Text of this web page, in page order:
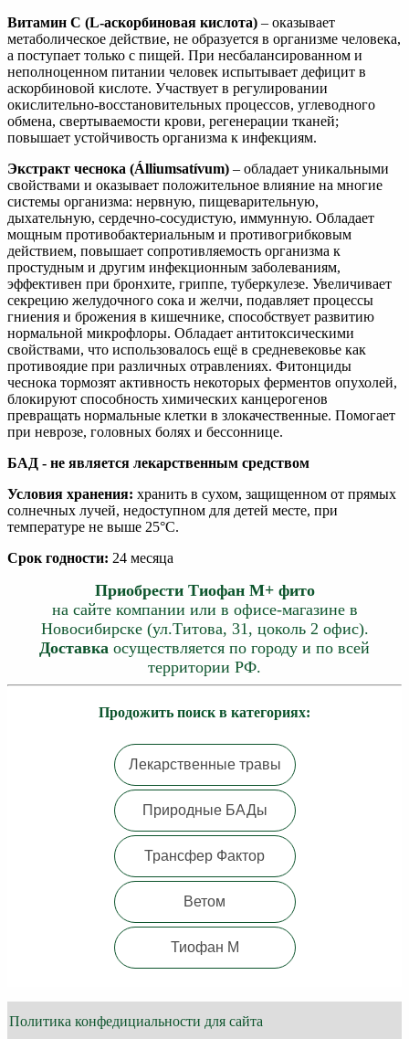
Витамин С (L-аскорбиновая кислота) – оказывает
метаболическое действие, не образуется в организме человека,
а поступает только с пищей. При несбалансированном и
неполноценном питании человек испытывает дефицит в
аскорбиновой кислоте. Участвует в регулировании
окислительно-восстановительных процессов, углеводного
обмена, свертываемости крови, регенерации тканей;
повышает устойчивость организма к инфекциям.
Экстракт чеснока (Álliumsatívum) – обладает уникальными
свойствами и оказывает положительное влияние на многие
системы организма: нервную, пищеварительную,
дыхательную, сердечно-сосудистую, иммунную. Обладает
мощным противобактериальным и противогрибковым
действием, повышает сопротивляемость организма к
простудным и другим инфекционным заболеваниям,
эффективен при бронхите, гриппе, туберкулезе. Увеличивает
секрецию желудочного сока и желчи, подавляет процессы
гниения и брожения в кишечнике, способствует развитию
нормальной микрофлоры. Обладает антитоксическими
свойствами, что использовалось ещё в средневековье как
противоядие при различных отравлениях. Фитонциды
чеснока тормозят активность некоторых ферментов опухолей,
блокируют способность химических канцерогенов
превращать нормальные клетки в злокачественные. Помогает
при неврозе, головных болях и бессоннице.
БАД - не является лекарственным средством
Условия хранения: хранить в сухом, защищенном от прямых
солнечных лучей, недоступном для детей месте, при
температуре не выше 25°С.
Срок годности: 24 месяца
Приобрести Тиофан М+ фито
на сайте компании или в офисе-магазине в
Новосибирске (ул.Титова, 31, цоколь 2 офис).
Доставка осуществляется по городу и по всей
территории РФ.
Продожить поиск в категориях:
Лекарственные травы
Природные БАДы
Трансфер Фактор
Ветом
Тиофан М
Политика конфедициальности для сайта